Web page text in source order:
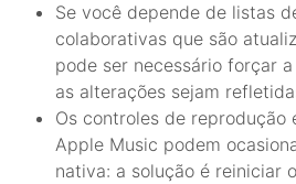
Se você depende de listas
colaborativas que são
pode ser necessário forçar
as alterações sejam
Os controles de reprodução
Apple Music podem
nativa: a solução é reiniciar